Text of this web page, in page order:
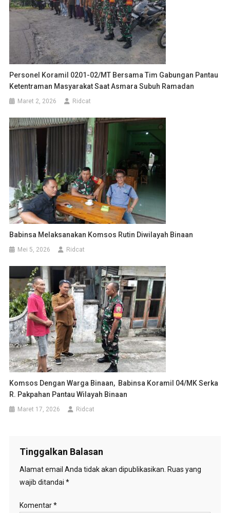
Personel Koramil 0201-02/MT Bersama Tim Gabungan Pantau
Ketentraman Masyarakat Saat Asmara Subuh Ramadan
Maret 2, 2026 Ridcat
Babinsa Melaksanakan Komsos Rutin Diwilayah Binaan
Mei 5, 2026 Ridcat
Komsos Dengan Warga Binaan, Babinsa Koramil 04/MK Serka
R. Pakpahan Pantau Wilayah Binaan
Maret 17, 2026 Ridcat
Tinggalkan Balasan
Alamat email Anda tidak akan dipublikasikan. Ruas yang
wajib ditandai *
Komentar*